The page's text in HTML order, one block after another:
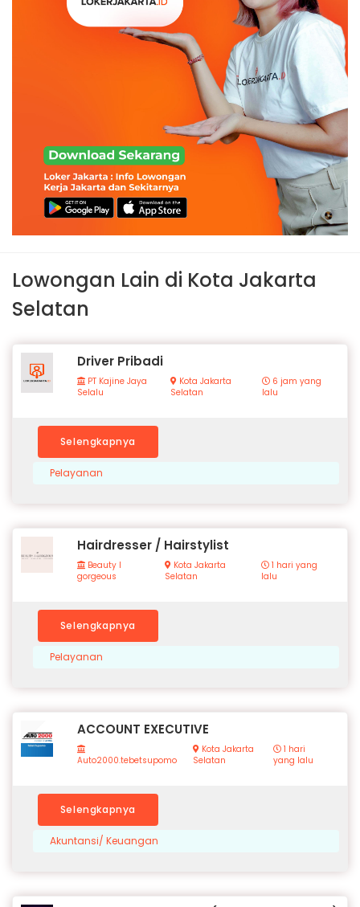
Lowongan Lain di Kota Jakarta
Selatan
Driver Pribadi
PT Kajine Jaya
Selalu
Kota Jakarta
Selatan
6 jam yang
lalu
Selengkapnya
Pelayanan
Hairdresser / Hairstylist
Beauty I
gorgeous
Kota Jakarta
Selatan
1 hari yang
lalu
Selengkapnya
Pelayanan
ACCOUNT EXECUTIVE
Auto2000.tebetsupomo
Kota Jakarta
Selatan
1 hari
yang lalu
Selengkapnya
Akuntansi/ Keuangan